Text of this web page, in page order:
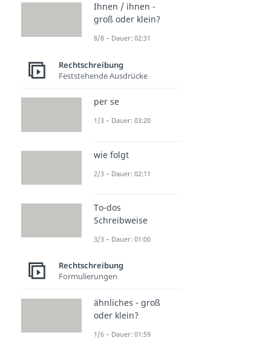
Ihnen / ihnen -
groß oder klein?
8/8 – Dauer: 02:31
Rechtschreibung
Feststehende Ausdrücke
per se
1/3 – Dauer: 03:20
wie folgt
2/3 – Dauer: 02:11
To-dos
Schreibweise
3/3 – Dauer: 01:00
Rechtschreibung
Formulierungen
ähnliches - groß
oder klein?
1/6 – Dauer: 01:59